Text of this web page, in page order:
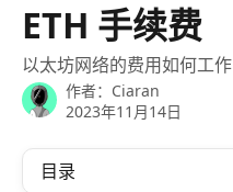
ETH 手续费
以太坊网络的费用如何工作
作者： Ciaran
2023年11月14日
目录